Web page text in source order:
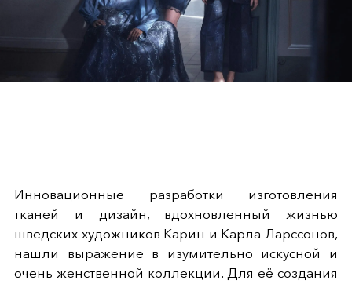
Инновационные разработки изготовления
тканей и дизайн, вдохновленный жизнью
шведских художников Карин и Карла Ларссонов,
нашли выражение в изумительно искусной и
очень женственной коллекции. Для её создания